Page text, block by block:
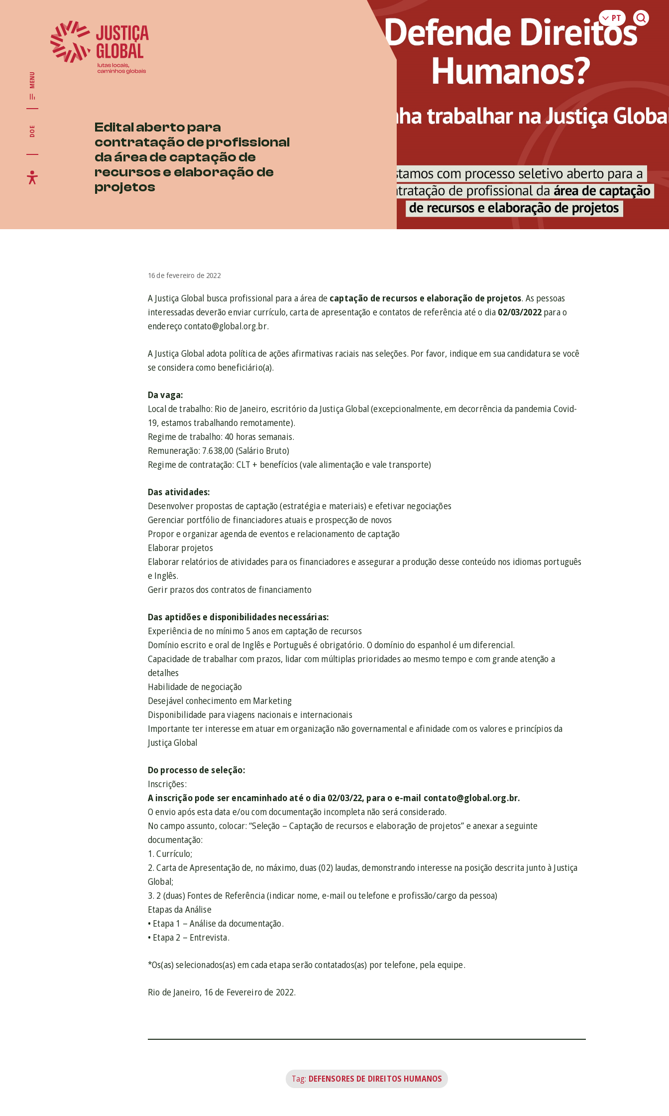
MENU
DOE
Edital aberto para
contratação de profissional
da área de captação de
recursos e elaboração de
projetos
16 de fevereiro de 2022
A Justiça Global busca profissional para a área de captação de recursos e elaboração de projetos. As pessoas
interessadas deverão enviar currículo, carta de apresentação e contatos de referência até o dia 02/03/2022para o
endereço contato@global.org.br.
A Justiça Global adota política de ações afirmativas raciais nas seleções. Por favor, indique em sua candidatura se você
se considera como beneficiário(a).
Da vaga:
Local de trabalho: Rio de Janeiro, escritório da Justiça Global (excepcionalmente, em decorrência da pandemia Covid-
19, estamos trabalhando remotamente).
Regime de trabalho: 40 horas semanais.
Remuneração: 7.638,00 (Salário Bruto)
Regime de contratação: CLT + benefícios (vale alimentação e vale transporte)
Das atividades:
Desenvolver propostas de captação (estratégia e materiais) e efetivar negociações
Gerenciar portfólio de financiadores atuais e prospecção de novos
Propor e organizar agenda de eventos e relacionamento de captação
Elaborar projetos
Elaborar relatórios de atividades para os financiadores e assegurar a produção desse conteúdo nos idiomas português
e Inglês.
Gerir prazos dos contratos de financiamento
Das aptidões e disponibilidades necessárias:
Experiência de no mínimo 5 anos em captação de recursos
Domínio escrito e oral de Inglês e Português é obrigatório. O domínio do espanhol é um diferencial.
Capacidade de trabalhar com prazos, lidar com múltiplas prioridades ao mesmo tempo e com grande atenção a
detalhes
Habilidade de negociação
Desejável conhecimento em Marketing
Disponibilidade para viagens nacionais e internacionais
Importante ter interesse em atuar em organização não governamental e afinidade com os valores e princípios da
Justiça Global
Do processo de seleção:
Inscrições:
A inscrição pode ser encaminhado até o dia 02/03/22, para o e-mail contato@global.org.br.
O envio após esta data e/ou com documentação incompleta não será considerado.
No campo assunto, colocar: “Seleção – Captação de recursos e elaboração de projetos” e anexar a seguinte
documentação:
1. Currículo;
2. Carta de Apresentação de, no máximo, duas (02) laudas, demonstrando interesse na posição descrita junto à Justiça
Global;
3. 2 (duas) Fontes de Referência (indicar nome, e-mail ou telefone e profissão/cargo da pessoa)
Etapas da Análise
• Etapa 1 – Análise da documentação.
• Etapa 2 – Entrevista.
*Os(as) selecionados(as) em cada etapa serão contatados(as) por telefone, pela equipe.
Rio de Janeiro, 16 de Fevereiro de 2022.
Tag: DEFENSORES DE DIREITOS HUMANOS